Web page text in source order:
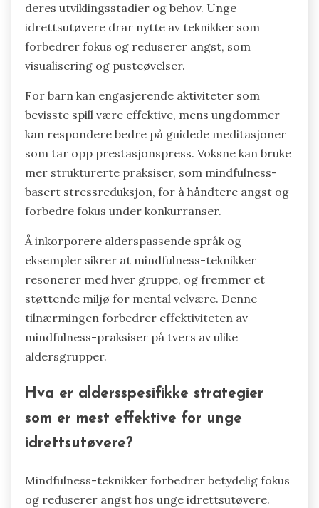
deres utviklingsstadier og behov. Unge
idrettsutøvere drar nytte av teknikker som
forbedrer fokus og reduserer angst, som
visualisering og pusteøvelser.
For barn kan engasjerende aktiviteter som
bevisste spill være effektive, mens ungdommer
kan respondere bedre på guidede meditasjoner
som tar opp prestasjonspress. Voksne kan bruke
mer strukturerte praksiser, som mindfulness-
basert stressreduksjon, for å håndtere angst og
forbedre fokus under konkurranser.
Å inkorporere alderspassende språk og
eksempler sikrer at mindfulness-teknikker
resonerer med hver gruppe, og fremmer et
støttende miljø for mental velvære. Denne
tilnærmingen forbedrer effektiviteten av
mindfulness-praksiser på tvers av ulike
aldersgrupper.
Hva er aldersspesifikke strategier
som er mest effektive for unge
idrettsutøvere?
Mindfulness-teknikker forbedrer betydelig fokus
og reduserer angst hos unge idrettsutøvere.